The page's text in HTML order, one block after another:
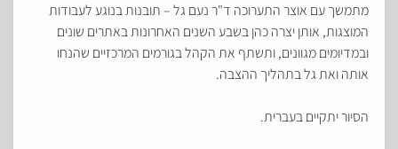
מתמשך עם אוצר התערוכה ד"ר נעם גל – תובנות בנוגע לעבודות
המוצגות, אותן יצרה כהן בשבע השנים האחרונות באתרים שונים
ובמדיומים מגוונים, ותשתף את הקהל בגורמים המרכזיים שהנחו
אותה ואת גל בתהליך ההצבה.
הסיור יתקיים בעברית.